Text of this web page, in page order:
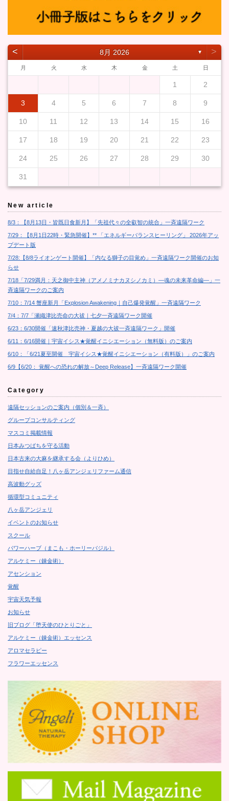
˂ 8月 2026 ▼ ˃
月 火 水 木 金 土 日
1 2
3 4 5 6 7 8 9
10 11 12 13 14 15 16
17 18 19 20 21 22 23
24 25 26 27 28 29 30
31
New article
8/3：【8月13日・皆既日食新月】「先祖代々の全叡智の統合」一斉遠隔ワーク
7/29：【8月1日22時・緊急開催】** 「エネルギーバランスヒーリング」 2026年アッ
プデート版
7/28:【8/8ライオンゲート開催】「内なる獅子の目覚め」一斉遠隔ワーク開催のお知
らせ
7/18「7/29満月：天之御中主神（アメノミナカヌシノカミ）―魂の未来革命編―」一
斉遠隔ワークのご案内
7/10：7/14 蟹座新月「Explosion Awakening｜自己爆発覚醒」一斉遠隔ワーク
7/4：7/7「瀬織津比売命の大祓｜七夕一斉遠隔ワーク開催
6/23：6/30開催「速秋津比売神・夏越の大祓一斉遠隔ワーク」開催
6/11：6/16開催｜宇宙イシス★覚醒イニシエーション（無料版）のご案内
6/10：「6/21夏至開催 宇宙イシス★覚醒イニシエーション（有料版）」のご案内
6/9【6/20： 覚醒への恐れの解放～Deep Release】一斉遠隔ワーク開催
Category
遠隔セッションのご案内（個別＆一斉）
グループコンサルティング
マスコミ掲載情報
日本みつばちを守る活動
日本古来の大麻を継承する会（よりひめ）
目指せ自給自足！八ヶ岳アンジェリファーム通信
高波動グッズ
循環型コミュニティ
八ヶ岳アンジェリ
イベントのお知らせ
スクール
パワーハーブ（まこも・ホーリーバジル）
アルケミー（錬金術）
アセンション
覚醒
宇宙天気予報
お知らせ
旧ブログ「堕天使のひとりごと」
アルケミー（錬金術）エッセンス
アロマセラピー
フラワーエッセンス